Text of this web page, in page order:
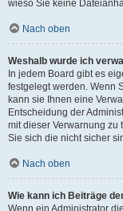
wieso Sie keine
Nach oben
Weshalb wurde ich
In jedem Board gibt es
festgelegt werden. Wenn
kann sie Ihnen eine
Entscheidung der
mit dieser Verwarnung zu
Sie sich die nicht sicher
Nach oben
Wie kann ich Beiträge
Wenn ein Administrator